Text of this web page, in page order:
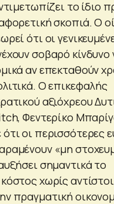
το ίδιο
σκοπιά. Ο
ότι οι
σοβαρό κίνδυνο
αν επεκταθούν
Ο επικεφαλής
αξιόχρεου
Φεντερίκο
οι περισσότερες
«μη
σημαντικά το
χωρίς
πραγματική